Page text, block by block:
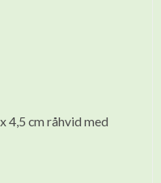
4,5 cm råhvid med